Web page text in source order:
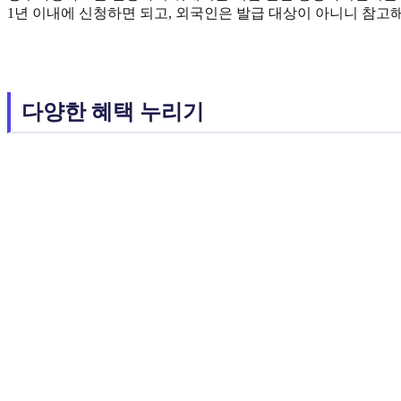
1년 이내에 신청하면 되고, 외국인은 발급 대상이 아니니 참고
다양한 혜택 누리기